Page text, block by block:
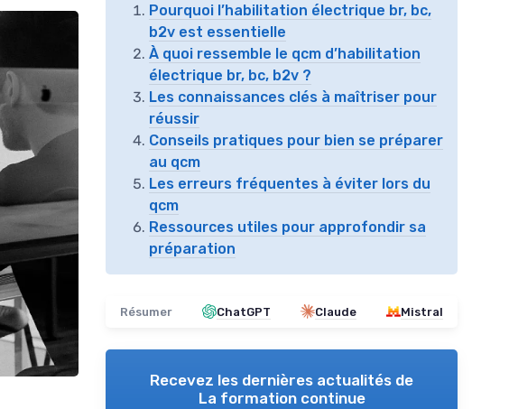
Pourquoi l’habilitation électrique br, bc,
b2v est essentielle
À quoi ressemble le qcm d’habilitation
électrique br, bc, b2v ?
Les connaissances clés à maîtriser pour
réussir
Conseils pratiques pour bien se préparer
au qcm
Les erreurs fréquentes à éviter lors du
qcm
Ressources utiles pour approfondir sa
préparation
Résumer ChatGPT Claude Mistral
Recevez les dernières actualités de
La formation continue